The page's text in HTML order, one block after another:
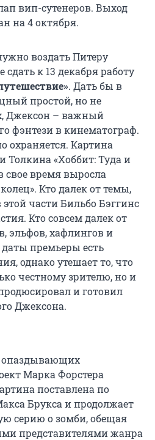
вип-сутенеров. Выход
на 4 октября.
воздать Питеру
к 13 декабря работу
. Дать бы в
простой, но не
Джексон – важный
фэнтези в кинематограф.
охраняется. Картина
Толкина «Хоббит: Туда и
свое время выросла
Кто далек от темы,
части Бильбо Бэггинс
Кто совсем далек от
эльфов, хафлингов и
премьеры есть
однако утешает то, что
честному зрителю, но и
и готовил
Джексона.
опаздывающих
Марка Форстера
поставлена по
Брукса и продолжает
серию о зомби, обещая
представителями жанра